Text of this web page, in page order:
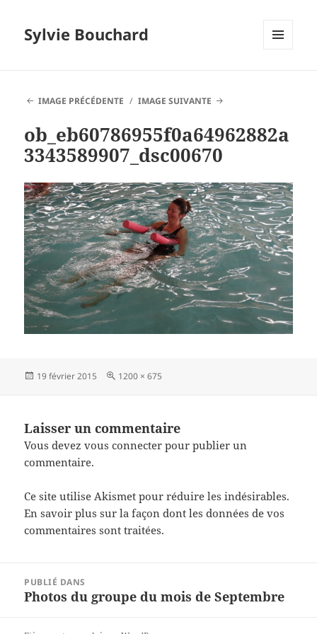
Sylvie Bouchard
IMAGE PRÉCÉDENTE
IMAGE SUIVANTE
ob_eb60786955f0a64962882a
3343589907_dsc00670
Publié
19 février 2015
Taille
1200 × 675
Laisser un commentaire
Vous devezvous connecter pour publier un
commentaire.
Ce site utilise Akismet pour réduire les indésirables.
En savoir plus sur la façon dont les données de vos
commentaires sont traitées.
l’article
PUBLIÉ DANS
Photos du groupe du mois de Septembre